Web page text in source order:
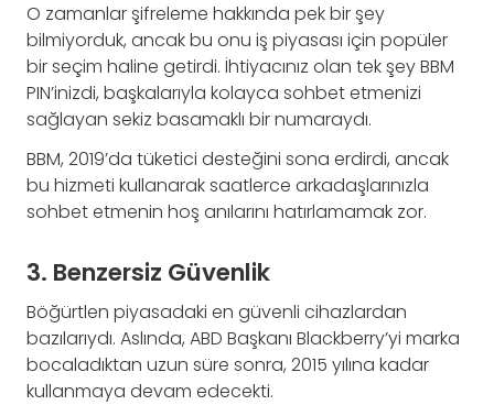
O zamanlar şifreleme hakkında pek bir şey
bilmiyorduk, ancak bu onu iş piyasası için popüler
bir seçim haline getirdi. İhtiyacınız olan tek şey BBM
PIN’inizdi, başkalarıyla kolayca sohbet etmenizi
sağlayan sekiz basamaklı bir numaraydı.
BBM, 2019’da tüketici desteğini sona erdirdi, ancak
bu hizmeti kullanarak saatlerce arkadaşlarınızla
sohbet etmenin hoş anılarını hatırlamamak zor.
3. Benzersiz Güvenlik
Böğürtlen piyasadaki en güvenli cihazlardan
bazılarıydı. Aslında, ABD Başkanı Blackberry’yi marka
bocaladıktan uzun süre sonra, 2015 yılına kadar
kullanmaya devam edecekti.